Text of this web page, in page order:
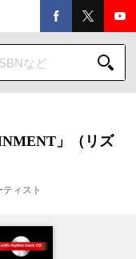
」（リズ
ティスト